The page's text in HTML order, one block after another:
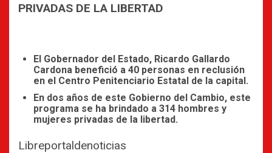
PRIVADAS DE LA LIBERTAD
El Gobernador del Estado, Ricardo Gallardo
Cardona benefició a 40 personas en reclusión
en el Centro Penitenciario Estatal de la capital.
En dos años de este Gobierno del Cambio, este
programa se ha brindado a 314 hombres y
mujeres privadas de la libertad.
Libreportaldenoticias